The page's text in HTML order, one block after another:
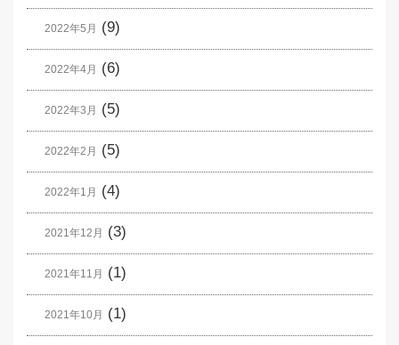
2022年5月 (9)
2022年4月 (6)
2022年3月 (5)
2022年2月 (5)
2022年1月 (4)
2021年12月 (3)
2021年11月 (1)
2021年10月 (1)